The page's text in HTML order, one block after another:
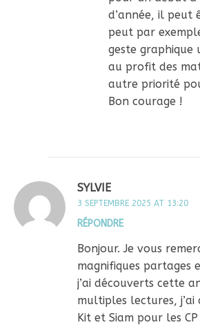
d’année, il peut
peut par
geste graphique
au profit des
autre priorité
Bon courage !
SYLVIE
3 SEPTEMBRE 2025 AT 13:20
RÉPONDRE
Bonjour. Je vous
magnifiques partages
j’ai découverts cette
multiples lectures, j’ai
Kit et Siam pour les